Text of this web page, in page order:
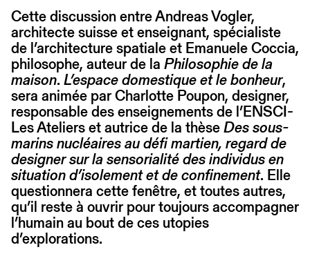
Cette discussion entre Andreas Vogler,
architecte suisse et enseignant, spécialiste
de l’architecture spatiale et Emanuele Coccia,
philosophe, auteur de la Philosophie de la
maison. L’espace domestique et le bonheur,
sera animée par Charlotte Poupon, designer,
responsable des enseignements de l’ENSCI-
Les Ateliers et autrice de la thèseDes sous-
marins nucléaires au défi martien, regard de
designer sur la sensorialité des individus en
situation d’isolement et de confinement. Elle
questionnera cette fenêtre, et toutes autres,
qu’il reste à ouvrir pour toujours accompagner
l’humain au bout de ces utopies
d’explorations.